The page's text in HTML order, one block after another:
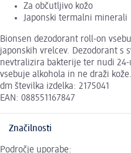
Za občutljivo kožo
Japonski termalni minerali
Bionsen dezodorant roll-on
japonskih vrelcev. Dezodorant s
nevtralizira bakterije ter nudi
vsebuje alkohola in ne draži kože.
dm številka izdelka: 2175041
EAN: 088551167847
Značilnosti
Področje uporabe: